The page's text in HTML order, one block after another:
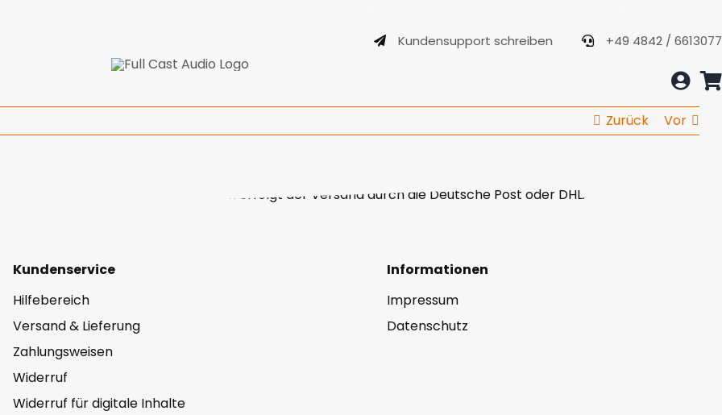
Kundensupport schreiben +49 4842 / 6613077
Zurück Vor
Bestellung fertigzustellen. Danach erfolgt der Versand durch die Deutsche Post oder DHL.
Kundenservice
Hilfebereich
Versand & Lieferung
Zahlungsweisen
Widerruf
Widerruf für digitale Inhalte
Informationen
Impressum
Datenschutz